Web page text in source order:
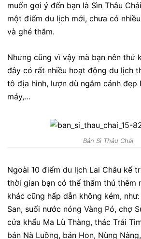
muốn gợi ý đến bạn là Sìn Thâu
một điểm du lịch mới, chưa có
và ghé thăm.
Nhưng cũng vì vậy mà bạn nên thử
đây có rất nhiều hoạt động du lịch
tô địa hình, lượn dù ngắm cảnh đẹp
máy,…
Bản Sì Thâu Chải
Ngoài 10 điểm du lịch Lai Châu kể
thời gian bạn có thể thăm thú thêm
khác cũng hấp dẫn không kém,
San, suối nước nóng Vàng Pó, chợ
cửa khẩu Ma Lù Thàng, thác Trái
bản Nà Luồng, bản Hon, Nùng